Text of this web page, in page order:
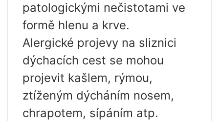
patologickými nečistotami ve
formě hlenu a krve.
Alergické projevy na sliznici
dýchacích cest se mohou
projevit kašlem, rýmou,
ztíženým dýcháním nosem,
chrapotem, sípáním atp.